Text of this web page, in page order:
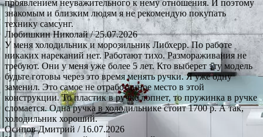
проявлением неуважительного к нему отношения. И поэтому
знакомым и близким людям я не рекомендую покупать
технику самсунг.
Любишкин Николай/ 25.07.2026
У меня холодильник и морозильник Либхерр. По работе
никаких нареканий нет. Работают тихо. Размораживания не
требуют. Они у меня уже более 5 лет. Кто выберет эту модель
будьте готовы через это время менять ручки. Я уже одну
заменил. Это самое не отработанное место в этой
конструкции. То пластик в ручке лопнет, то пружинка в ручке
сломается. Одна ручка в холодильнике стоит 1700 р. А так,
холодильник хороший.
Осипов Дмитрий / 16.07.2026